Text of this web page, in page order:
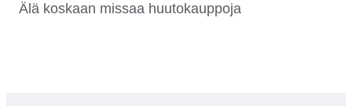
Älä koskaan missaa huutokauppoja